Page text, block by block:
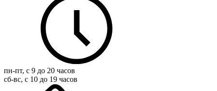
пн-пт, с 9 до 20 часов
сб-вс, с 10 до 19 часов